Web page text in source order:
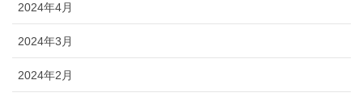
2024年4月
2024年3月
2024年2月